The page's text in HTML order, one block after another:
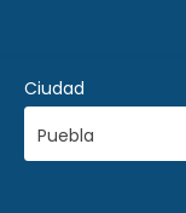
Ciudad
Puebla